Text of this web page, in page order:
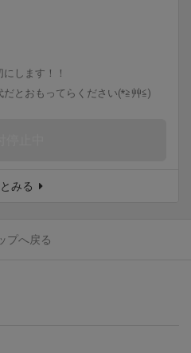
します！！
とおもってらください(*≧艸≦)
みる
プへ戻る